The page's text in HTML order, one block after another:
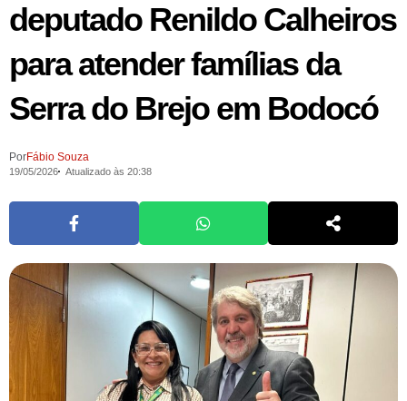
deputado Renildo Calheiros
para atender famílias da
Serra do Brejo em Bodocó
PorFábio Souza
19/05/2026 Atualizado às 20:38